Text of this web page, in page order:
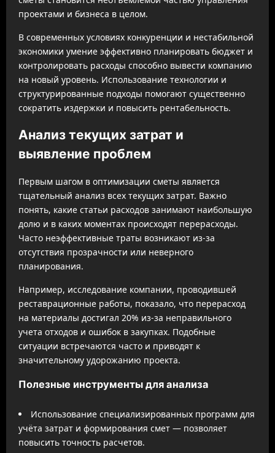
проектами и бизнеса в целом.
В современных условиях конкуренции и нестабильной
экономики умение эффективно планировать бюджет и
контролировать расходы способно вывести компанию
на новый уровень. Использование технологии и
структурированные подходы помогают существенно
сократить издержки и повысить рентабельность.
Анализ текущих затрат и
выявление проблем
Первым шагом в оптимизации сметы является
тщательный анализ всех текущих затрат. Важно
понять, какие статьи расходов занимают наибольшую
долю и в каких моментах происходят перерасходы.
Часто неэффективные траты возникают из-за
отсутствия прозрачности или неверного
планирования.
Например, исследование компании, проводившей
реставрационные работы, показало, что перерасход
на материалы достигал 20% из-за неправильного
учета отходов и ошибок в закупках. Подобные
ситуации встречаются часто и приводят к
значительному удорожанию проекта.
Полезные инструменты для анализа
Использование специализированных программ для
учёта затрат и формирования смет — позволяет
повысить точность расчетов.